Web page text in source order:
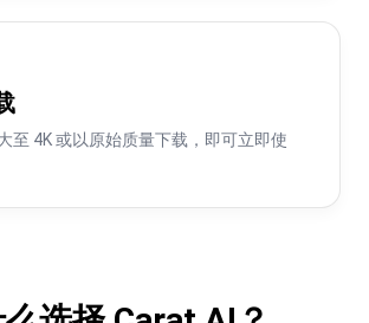
至 4K 或以原始质量下载，即可立即使